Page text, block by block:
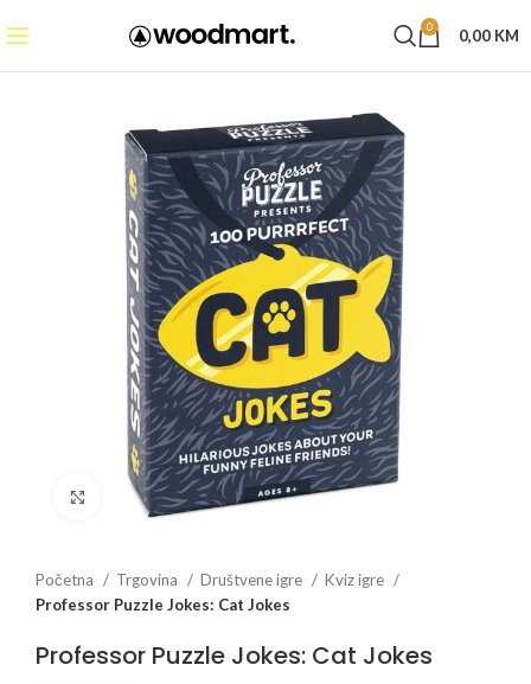
0 0,00 KM
Click to enlarge
Početna Trgovina Društvene igre
Kviz igre
Professor Puzzle Jokes: Cat Jokes
Professor Puzzle Jokes: Cat Jokes